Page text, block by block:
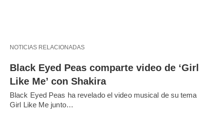
NOTICIAS RELACIONADAS
Black Eyed Peas comparte video de ‘Girl
Like Me’ con Shakira
Black Eyed Peas ha revelado el video musical de su tema
Girl Like Me junto…